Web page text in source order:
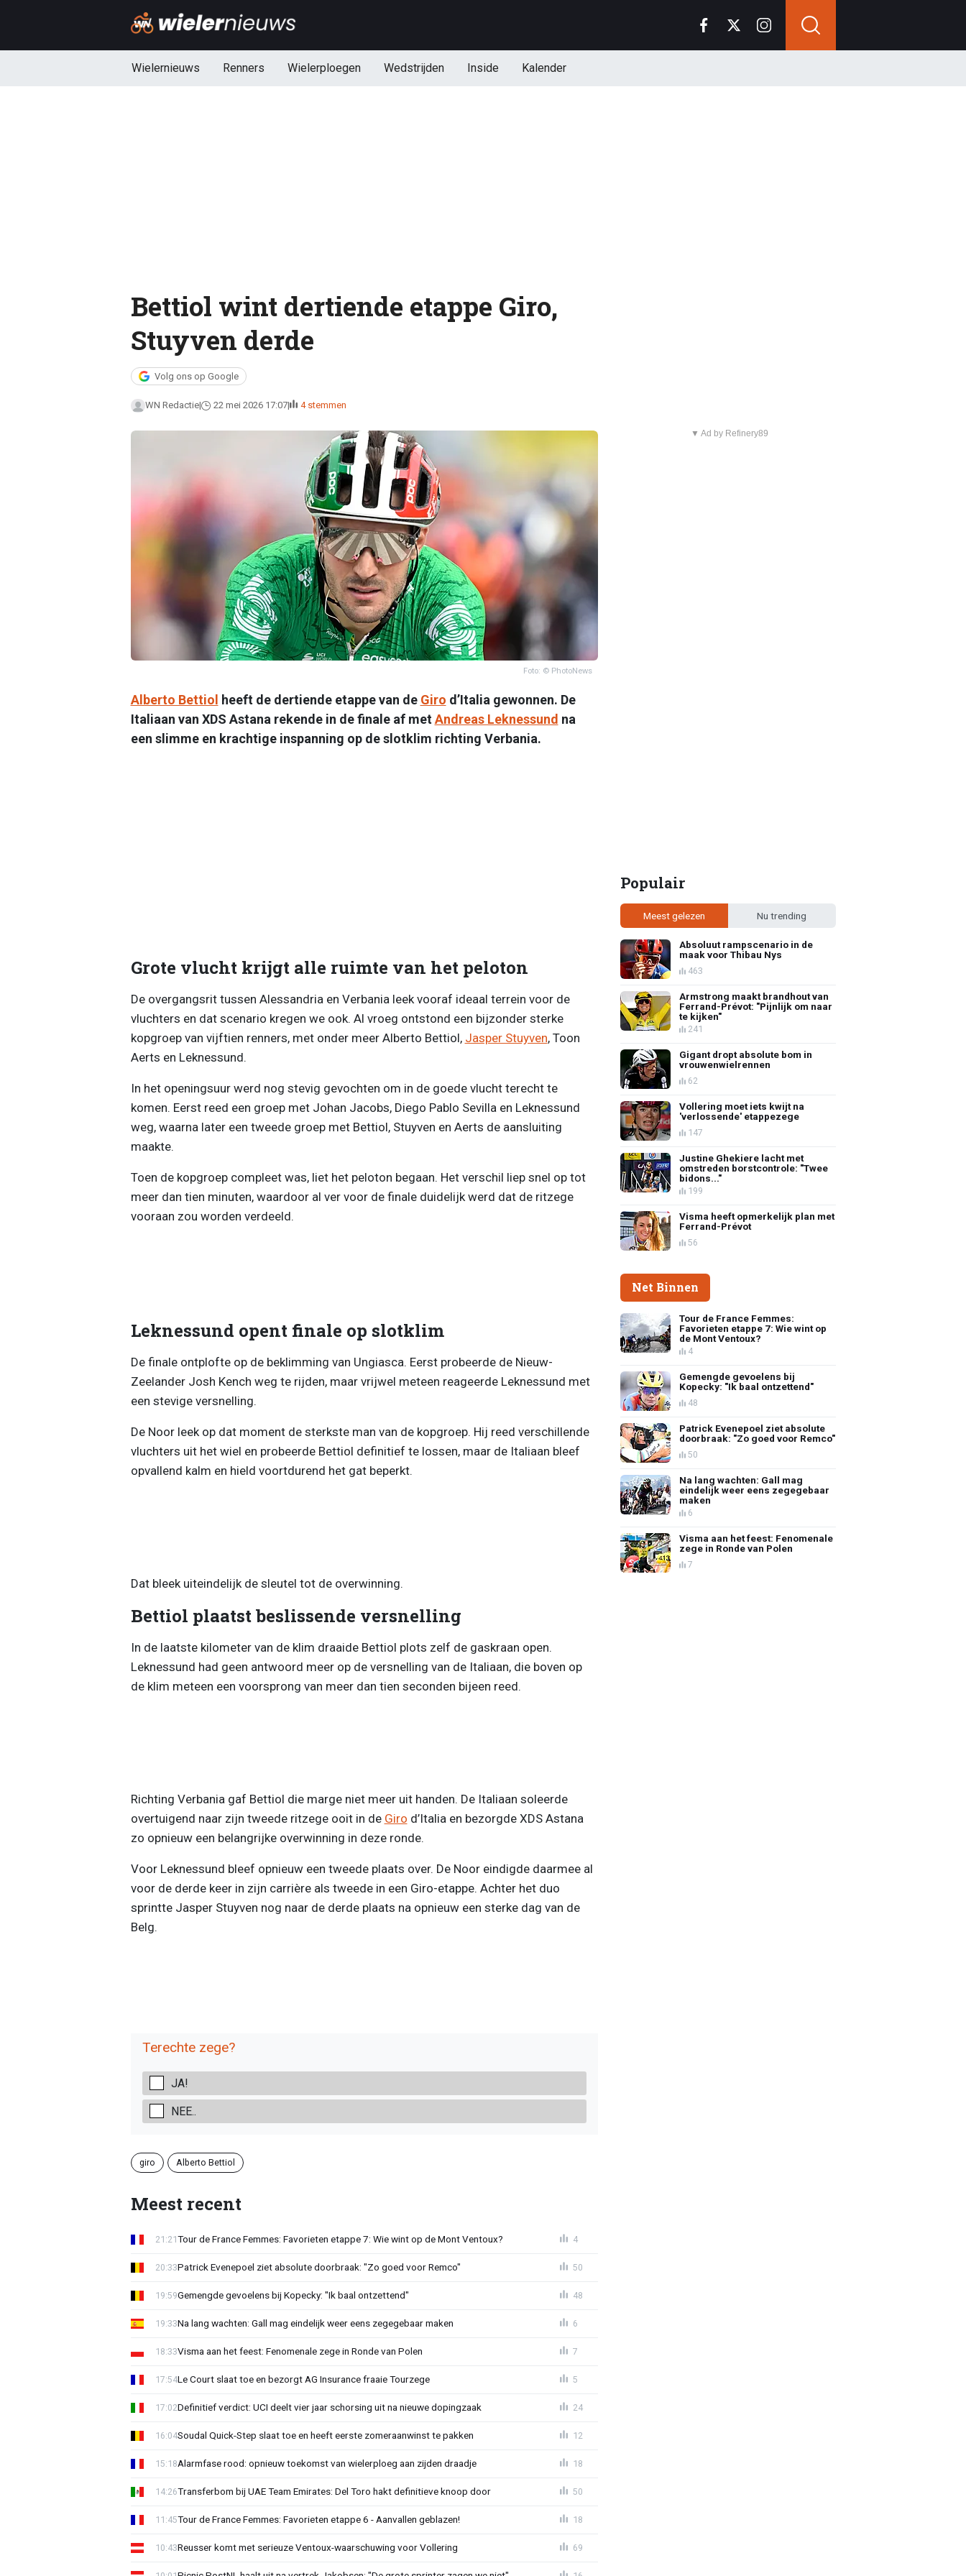
Wielernieuws Renners Wielerploegen Wedstrijden Inside Kalender
Bettiol wint dertiende etappe Giro,
Stuyven derde
Volg ons op Google
WN Redactie 22 mei 2026 17:07 4 stemmen
Foto: © PhotoNews
Alberto Bettiol heeft de dertiende etappe van de Giro d’Italia gewonnen. De
Italiaan van XDS Astana rekende in de finale af metAndreas Leknessund na
een slimme en krachtige inspanning op de slotklim richting Verbania.
Grote vlucht krijgt alle ruimte van het peloton
De overgangsrit tussen Alessandria en Verbania leek vooraf ideaal terrein voor de
vluchters en dat scenario kregen we ook. Al vroeg ontstond een bijzonder sterke
kopgroep van vijftien renners, met onder meer Alberto Bettiol, Jasper Stuyven, Toon
Aerts en Leknessund.
In het openingsuur werd nog stevig gevochten om in de goede vlucht terecht te
komen. Eerst reed een groep met Johan Jacobs, Diego Pablo Sevilla en Leknessund
weg, waarna later een tweede groep met Bettiol, Stuyven en Aerts de aansluiting
maakte.
Toen de kopgroep compleet was, liet het peloton begaan. Het verschil liep snel op tot
meer dan tien minuten, waardoor al ver voor de finale duidelijk werd dat de ritzege
vooraan zou worden verdeeld.
Leknessund opent finale op slotklim
De finale ontplofte op de beklimming van Ungiasca. Eerst probeerde de Nieuw-
Zeelander Josh Kench weg te rijden, maar vrijwel meteen reageerde Leknessund met
een stevige versnelling.
De Noor leek op dat moment de sterkste man van de kopgroep. Hij reed verschillende
vluchters uit het wiel en probeerde Bettiol definitief te lossen, maar de Italiaan bleef
opvallend kalm en hield voortdurend het gat beperkt.
Dat bleek uiteindelijk de sleutel tot de overwinning.
Bettiol plaatst beslissende versnelling
In de laatste kilometer van de klim draaide Bettiol plots zelf de gaskraan open.
Leknessund had geen antwoord meer op de versnelling van de Italiaan, die boven op
de klim meteen een voorsprong van meer dan tien seconden bijeen reed.
Richting Verbania gaf Bettiol die marge niet meer uit handen. De Italiaan soleerde
overtuigend naar zijn tweede ritzege ooit in de Giro d’Italia en bezorgde XDS Astana
zo opnieuw een belangrijke overwinning in deze ronde.
Voor Leknessund bleef opnieuw een tweede plaats over. De Noor eindigde daarmee al
voor de derde keer in zijn carrière als tweede in een Giro-etappe. Achter het duo
sprintte Jasper Stuyven nog naar de derde plaats na opnieuw een sterke dag van de
Belg.
Terechte zege?
JA!
NEE..
giro Alberto Bettiol
Meest recent
Tour de France Femmes: Favorieten etappe 7: Wie wint op de Mont Ventoux?
21:21 4
Patrick Evenepoel ziet absolute doorbraak: "Zo goed voor Remco"
20:33 50
Gemengde gevoelens bij Kopecky: "Ik baal ontzettend"
19:59 48
Na lang wachten: Gall mag eindelijk weer eens zegegebaar maken
19:33 6
Visma aan het feest: Fenomenale zege in Ronde van Polen
18:33 7
Le Court slaat toe en bezorgt AG Insurance fraaie Tourzege
17:54 5
Definitief verdict: UCI deelt vier jaar schorsing uit na nieuwe dopingzaak
17:02 24
Soudal Quick-Step slaat toe en heeft eerste zomeraanwinst te pakken
16:04 12
Alarmfase rood: opnieuw toekomst van wielerploeg aan zijden draadje
15:18 18
Transferbom bij UAE Team Emirates: Del Toro hakt definitieve knoop door
14:26 50
Tour de France Femmes: Favorieten etappe 6 - Aanvallen geblazen!
11:45 18
Reusser komt met serieuze Ventoux-waarschuwing voor Vollering
10:43 69
▼ Ad by Refinery89
Populair
Meest gelezen Nu trending
Absoluut rampscenario in de
maak voor Thibau Nys
463
Armstrong maakt brandhout van
Ferrand-Prévot: "Pijnlijk om naar
te kijken"
241
Gigant dropt absolute bom in
vrouwenwielrennen
62
Vollering moet iets kwijt na
'verlossende' etappezege
147
Justine Ghekiere lacht met
omstreden borstcontrole: "Twee
bidons..."
199
Visma heeft opmerkelijk plan met
Ferrand-Prévot
56
Net Binnen
Tour de France Femmes:
Favorieten etappe 7: Wie wint op
de Mont Ventoux?
4
Gemengde gevoelens bij
Kopecky: "Ik baal ontzettend"
48
Patrick Evenepoel ziet absolute
doorbraak: "Zo goed voor Remco"
50
Na lang wachten: Gall mag
eindelijk weer eens zegegebaar
maken
6
Visma aan het feest: Fenomenale
zege in Ronde van Polen
7